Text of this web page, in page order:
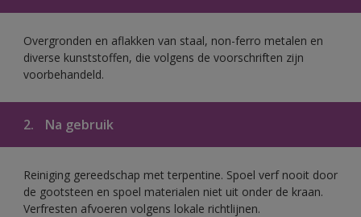
Overgronden en aflakken van staal, non-ferro metalen en
diverse kunststoffen, die volgens de voorschriften zijn
voorbehandeld.
2. Na gebruik
Reiniging gereedschap met terpentine. Spoel verf nooit door
de gootsteen en spoel materialen niet uit onder de kraan.
Verfresten afvoeren volgens lokale richtlijnen.